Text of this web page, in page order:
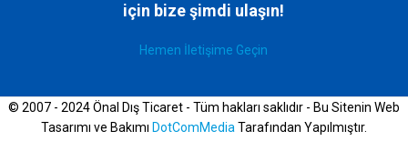
için bizeşimdi ulaşın!
Hemen İletişime Geçin
© 2007 - 2024 Önal Dış Ticaret - Tüm hakları saklıdır - Bu Sitenin Web
Tasarımı ve Bakımı DotComMedia Tarafından Yapılmıştır.